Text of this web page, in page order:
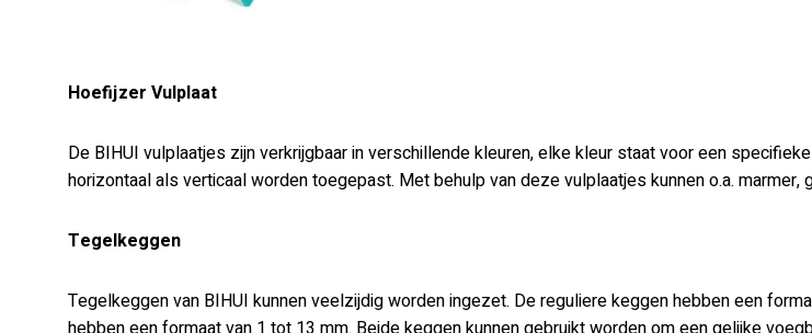
Hoefijzer Vulplaat
De BIHUI vulplaatjes zijn verkrijgbaar in verschillende kleuren, elke kleur staat voor een
horizontaal als verticaal worden toegepast. Met behulp van deze vulplaatjes kunnen o.a. marmer,
Tegelkeggen
Tegelkeggen van BIHUI kunnen veelzijdig worden ingezet. De reguliere keggen hebben een